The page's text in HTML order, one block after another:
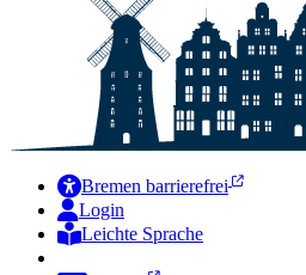
Bremen barrierefrei
Login
Leichte Sprache